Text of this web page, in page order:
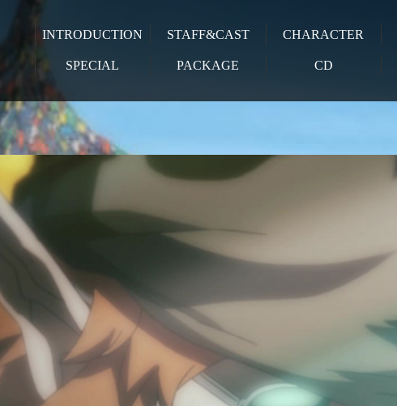
INTRODUCTION STAFF&CAST CHARACTER
SPECIAL PACKAGE CD
賽太歳 CV.諏訪部順一